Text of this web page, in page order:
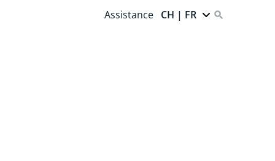
Assistance CH | FR